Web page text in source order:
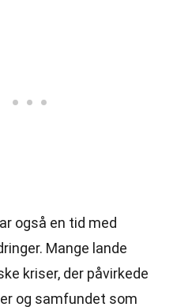
også en tid med
Mange lande
kriser, der påvirkede
og samfundet som